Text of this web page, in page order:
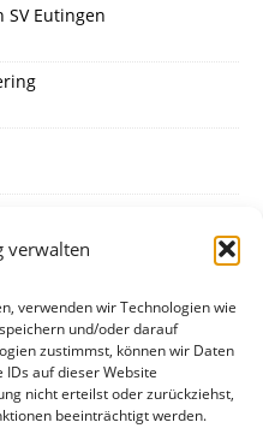
verwalten
verwenden wir Technologien wie
und/oder darauf
zustimmst, können wir Daten
auf dieser Website
nicht erteilst oder zurückziehst,
beeinträchtigt werden.
SV Eutingen